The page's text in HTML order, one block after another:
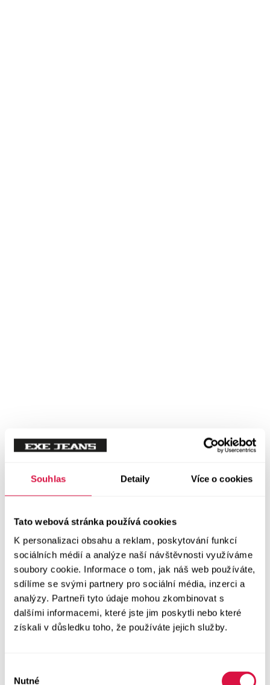
Souhlas Detaily Více o cookies
Tato webová stránka používá cookies
K personalizaci obsahu a reklam, poskytování funkcí
sociálních médií a analýze naší návštěvnosti využíváme
soubory cookie. Informace o tom, jak náš web používáte,
sdílíme se svými partnery pro sociální média, inzerci a
analýzy. Partneři tyto údaje mohou zkombinovat s
dalšími informacemi, které jste jim poskytli nebo které
získali v důsledku toho, že používáte jejich služby.
Nutné